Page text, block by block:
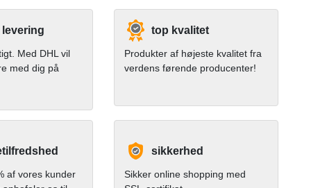
levering
Med DHL vil
med dig på
top kvalitet
Produkter af højeste kvalitet fra
verdens førende producenter!
af vores kunder
sikkerhed
Sikker online shopping med